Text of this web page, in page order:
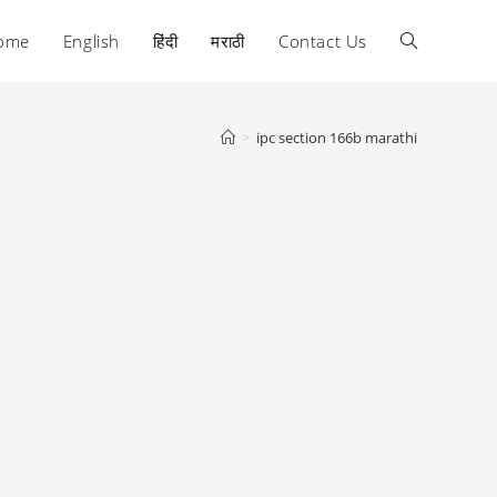
English हिंदी मराठी Contact Us Toggle
> ipc section 166b marathi